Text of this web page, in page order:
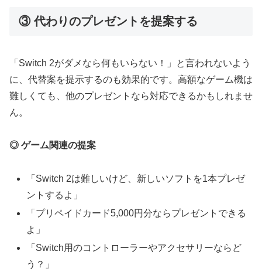
③ 代わりのプレゼントを提案する
「Switch 2がダメなら何もいらない！」と言われないよう
に、代替案を提示するのも効果的です。高額なゲーム機は
難しくても、他のプレゼントなら対応できるかもしれませ
ん。
◎ ゲーム関連の提案
「Switch 2は難しいけど、新しいソフトを1本プレゼ
ントするよ」
「プリペイドカード5,000円分ならプレゼントできる
よ」
「Switch用のコントローラーやアクセサリーならど
う？」